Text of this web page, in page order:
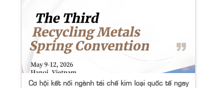
Cơ hội kết nối ngành tái chế kim loại quốc tế ngay